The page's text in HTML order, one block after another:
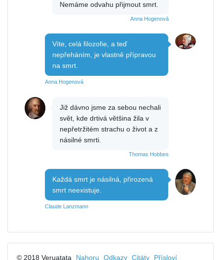
Nemáme odvahu přijmout smrt.
Anna Hogenová
Víte, celá filozofie, a teď
nepřeháním, je vlastně přípravou
na smrt.
Anna Hogenová
Již dávno jsme za sebou nechali
svět, kde drtivá většina žila v
nepřetržitém strachu o život a z
násilné smrti.
Thomas Hobbes
Každá smrt je násilná, přirozená
smrt neexistuje.
Claude Lanzmann
© 2018 Veruatata Nahoru Odkazy Citáty Přísloví